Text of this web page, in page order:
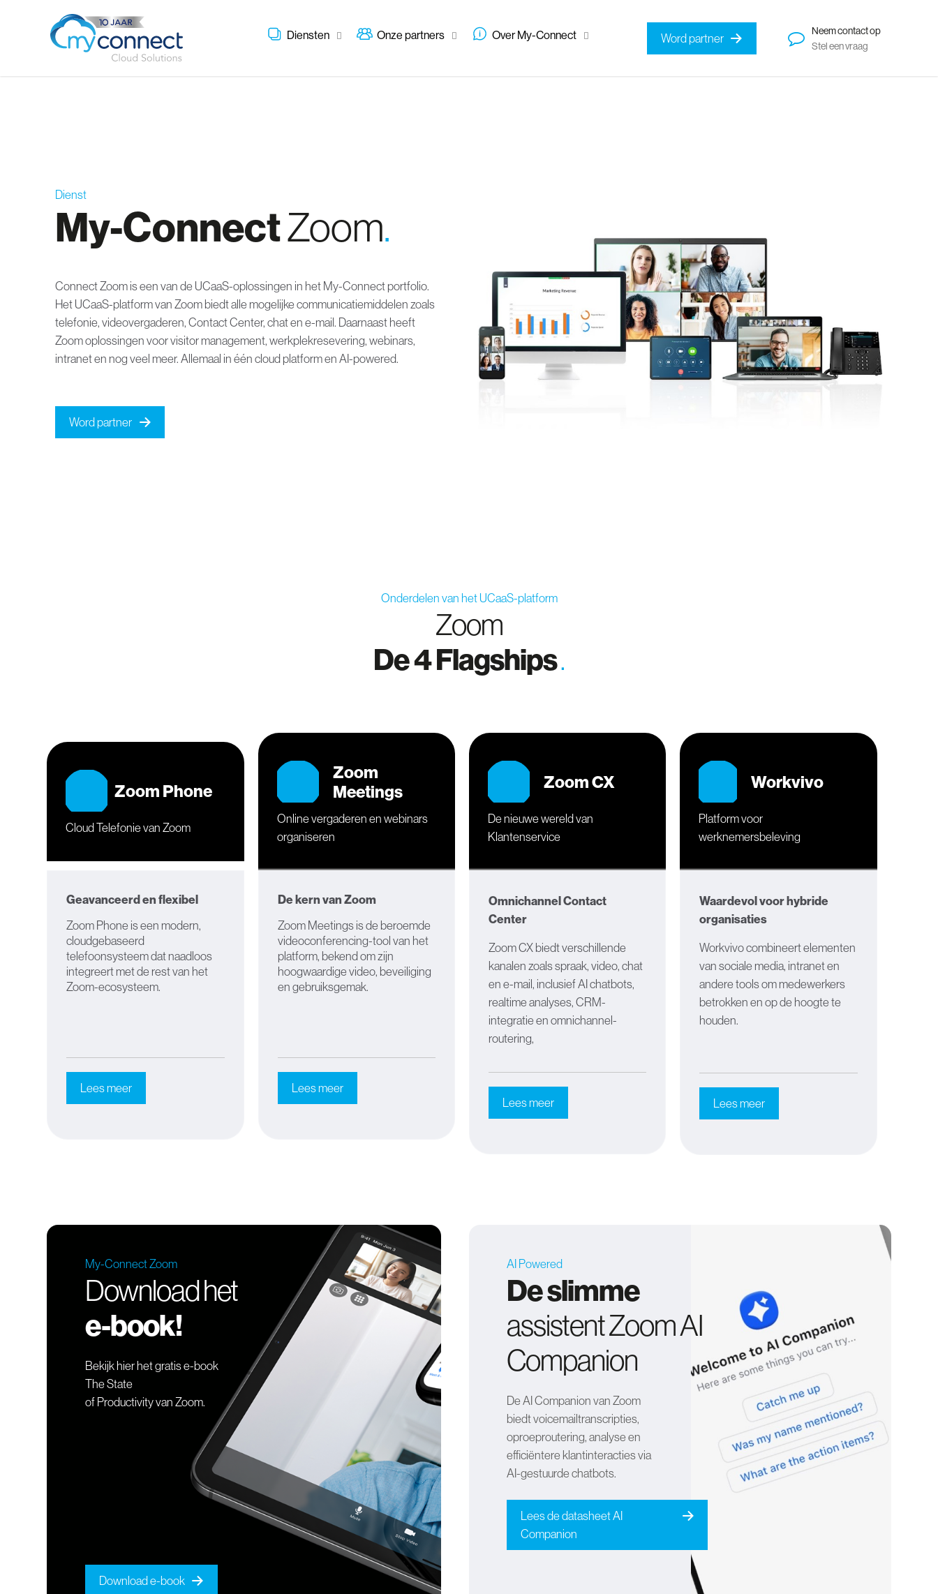
Diensten Onze partners Over My-Connect Word partner
Neem contact op
Stel een vraag
Dienst
My-ConnectZoom.
Connect Zoom is een van de UCaaS-oplossingen in het My-Connect portfolio.
Het UCaaS-platform van Zoom biedt alle mogelijke communicatiemiddelen zoals
telefonie, videovergaderen, Contact Center, chat en e-mail. Daarnaast heeft
Zoom oplossingen voor visitor management, werkplekresevering, webinars,
intranet en nog veel meer. Allemaal in één cloud platform en AI-powered.
Word partner
Onderdelen van het UCaaS-platform
Zoom
De 4 Flagships.
Zoom Phone
Cloud Telefonie van Zoom
Zoom
Meetings
Online vergaderen en webinars
organiseren
Zoom CX
De nieuwe wereld van
Klantenservice
Workvivo
Platform voor
werknemersbeleving
Geavanceerd en flexibel
Zoom Phone is een modern,
cloudgebaseerd
telefoonsysteem dat naadloos
integreert met de rest van het
Zoom-ecosysteem.
Lees meer
De kern van Zoom
Zoom Meetings is de beroemde
videoconferencing-tool van het
platform, bekend om zijn
hoogwaardige video, beveiliging
en gebruiksgemak.
Lees meer
Omnichannel Contact
Center
Zoom CX biedt verschillende
kanalen zoals spraak, video, chat
en e-mail, inclusief AI chatbots,
realtime analyses, CRM-
integratie en omnichannel-
routering,
Lees meer
Waardevol voor hybride
organisaties
Workvivo combineert elementen
van sociale media, intranet en
andere tools om medewerkers
betrokken en op de hoogte te
houden.
Lees meer
My-Connect Zoom
Download het
e-book!
Bekijk hier het gratis e-book
The State
of Productivity van Zoom.
Download e-book
AI Powered
De slimme
assistent Zoom AI
Companion
De AI Companion van Zoom
biedt voicemailtranscripties,
oproeproutering, analyse en
efficiëntere klantinteracties via
AI-gestuurde chatbots.
Lees de datasheet AI
Companion